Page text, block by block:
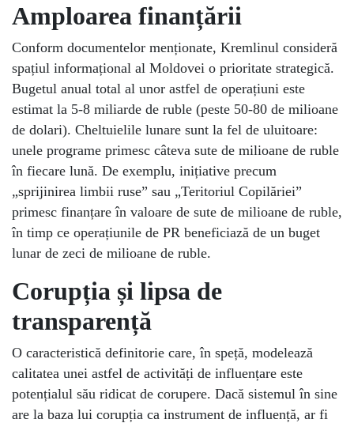
Amploarea finanțării
Conform documentelor menționate, Kremlinul consideră
spațiul informațional al Moldovei o prioritate strategică.
Bugetul anual total al unor astfel de operațiuni este
estimat la 5-8 miliarde de ruble (peste 50-80 de milioane
de dolari). Cheltuielile lunare sunt la fel de uluitoare:
unele programe primesc câteva sute de milioane de ruble
în fiecare lună. De exemplu, inițiative precum
„sprijinirea limbii ruse” sau „Teritoriul Copilăriei”
primesc finanțare în valoare de sute de milioane de ruble,
în timp ce operațiunile de PR beneficiază de un buget
lunar de zeci de milioane de ruble.
Corupția și lipsa de
transparență
O caracteristică definitorie care, în speță, modelează
calitatea unei astfel de activități de influențare este
potențialul său ridicat de corupere. Dacă sistemul în sine
are la baza lui corupția ca instrument de influență, ar fi